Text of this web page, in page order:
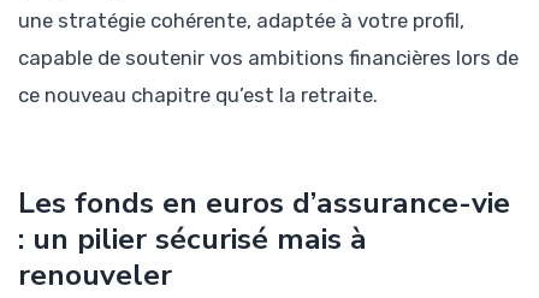
une stratégie cohérente, adaptée à votre profil,
capable de soutenir vos ambitions financières lors de
ce nouveau chapitre qu’est la retraite.
Les fonds en euros d’assurance-vie
: un pilier sécurisé mais à
renouveler